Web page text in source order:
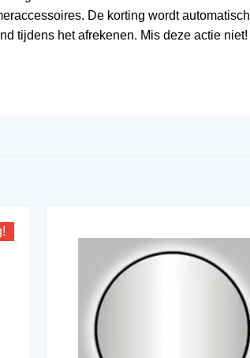
De korting wordt automatisch
tijdens het afrekenen. Mis deze actie niet!